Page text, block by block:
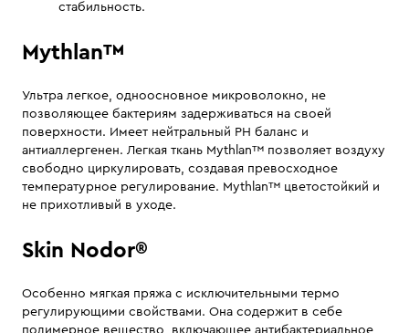
стабильность.
Mythlan™
Ультра легкое, одноосновное микроволокно, не
позволяющее бактериям задерживаться на своей
поверхности. Имеет нейтральный PH баланс и
антиаллергенен. Легкая ткань Mythlan™ позволяет воздуху
свободно циркулировать, создавая превосходное
температурное регулирование. Mythlan™ цветостойкий и
не прихотливый в уходе.
Skin Nodor®
Особенно мягкая пряжа с исключительными термо
регулирующими свойствами. Она содержит в себе
полимерное вещество, включающее антибактериальное